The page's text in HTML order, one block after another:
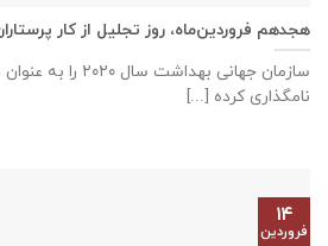
هجدهم فروردین‌ماه، روز تجلیل از کار
سازمان جهانی
نامگذاری کرده [...]
۱۴
فروردین